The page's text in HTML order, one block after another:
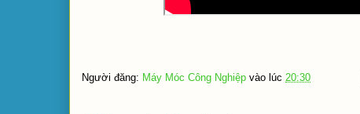
Người đăng: Máy Móc Công Nghiệp vào lúc 20:30